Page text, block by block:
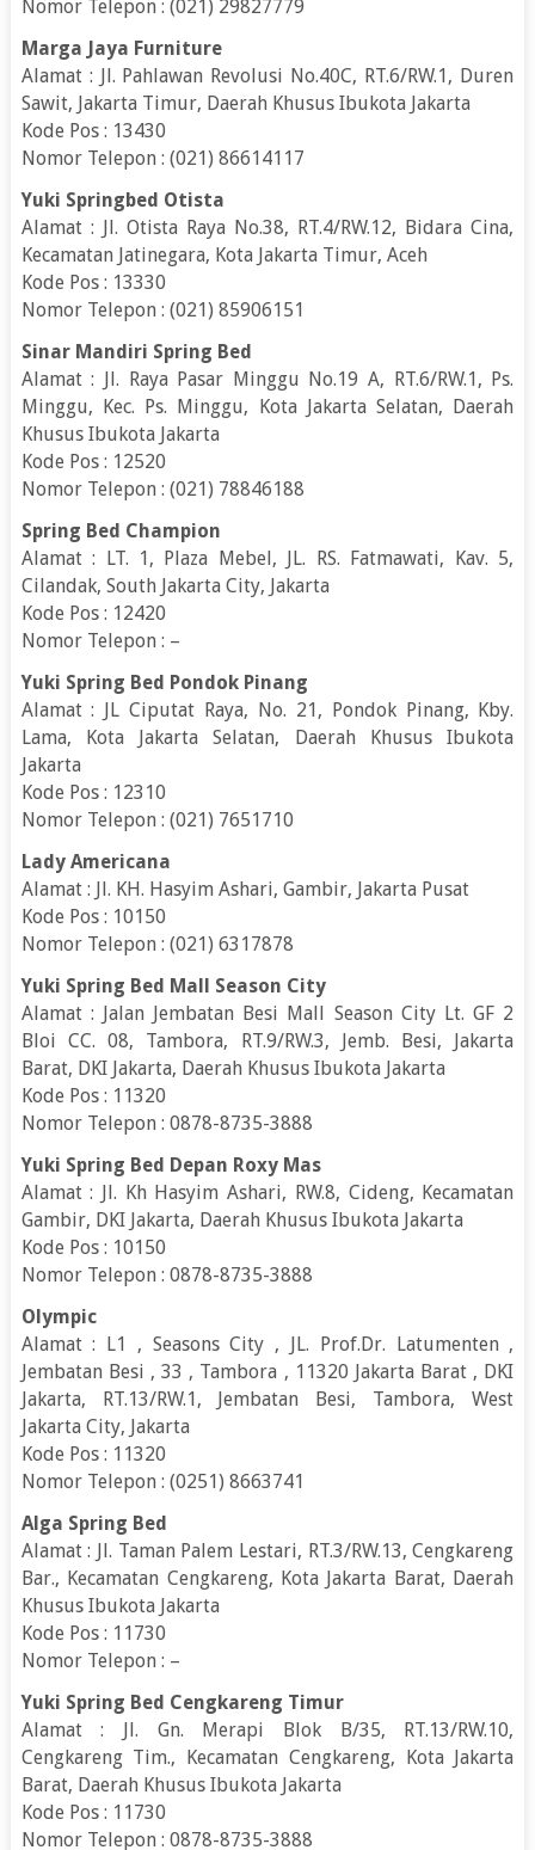
Nomor Telepon : (021) 29827779
Marga Jaya Furniture
Alamat : Jl. Pahlawan Revolusi No.40C, RT.6/RW.1, Duren
Sawit, Jakarta Timur, Daerah Khusus Ibukota Jakarta
Kode Pos : 13430
Nomor Telepon : (021) 86614117
Yuki Springbed Otista
Alamat : Jl. Otista Raya No.38, RT.4/RW.12, Bidara Cina,
Kecamatan Jatinegara, Kota Jakarta Timur, Aceh
Kode Pos : 13330
Nomor Telepon : (021) 85906151
Sinar Mandiri Spring Bed
Alamat : Jl. Raya Pasar Minggu No.19 A, RT.6/RW.1, Ps.
Minggu, Kec. Ps. Minggu, Kota Jakarta Selatan, Daerah
Khusus Ibukota Jakarta
Kode Pos : 12520
Nomor Telepon : (021) 78846188
Spring Bed Champion
Alamat : LT. 1, Plaza Mebel, JL. RS. Fatmawati, Kav. 5,
Cilandak, South Jakarta City, Jakarta
Kode Pos : 12420
Nomor Telepon : –
Yuki Spring Bed Pondok Pinang
Alamat : JL Ciputat Raya, No. 21, Pondok Pinang, Kby.
Lama, Kota Jakarta Selatan, Daerah Khusus Ibukota
Jakarta
Kode Pos : 12310
Nomor Telepon : (021) 7651710
Lady Americana
Alamat : Jl. KH. Hasyim Ashari, Gambir, Jakarta Pusat
Kode Pos : 10150
Nomor Telepon : (021) 6317878
Yuki Spring Bed Mall Season City
Alamat : Jalan Jembatan Besi Mall Season City Lt. GF 2
Bloi CC. 08, Tambora, RT.9/RW.3, Jemb. Besi, Jakarta
Barat, DKI Jakarta, Daerah Khusus Ibukota Jakarta
Kode Pos : 11320
Nomor Telepon : 0878-8735-3888
Yuki Spring Bed Depan Roxy Mas
Alamat : Jl. Kh Hasyim Ashari, RW.8, Cideng, Kecamatan
Gambir, DKI Jakarta, Daerah Khusus Ibukota Jakarta
Kode Pos : 10150
Nomor Telepon : 0878-8735-3888
Olympic
Alamat : L1 , Seasons City , JL. Prof.Dr. Latumenten ,
Jembatan Besi , 33 , Tambora , 11320 Jakarta Barat , DKI
Jakarta, RT.13/RW.1, Jembatan Besi, Tambora, West
Jakarta City, Jakarta
Kode Pos : 11320
Nomor Telepon : (0251) 8663741
Alga Spring Bed
Alamat : Jl. Taman Palem Lestari, RT.3/RW.13, Cengkareng
Bar., Kecamatan Cengkareng, Kota Jakarta Barat, Daerah
Khusus Ibukota Jakarta
Kode Pos : 11730
Nomor Telepon : –
Yuki Spring Bed Cengkareng Timur
Alamat : Jl. Gn. Merapi Blok B/35, RT.13/RW.10,
Cengkareng Tim., Kecamatan Cengkareng, Kota Jakarta
Barat, Daerah Khusus Ibukota Jakarta
Kode Pos : 11730
Nomor Telepon : 0878-8735-3888